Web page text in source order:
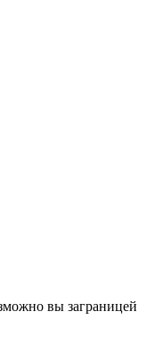
вы заграницей